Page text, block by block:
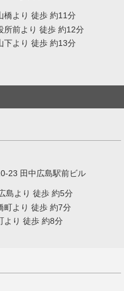
橋より 徒歩 約11分
所前より 徒歩 約12分
下より 徒歩 約13分
23 田中広島駅前ビル
島より 徒歩 約5分
町より 徒歩 約7分
より 徒歩 約8分